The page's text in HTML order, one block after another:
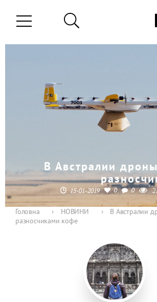
В Австралии
15-01-2019 0 0
Головна › НОВИНИ ›
В Австралии
разносчиками кофе